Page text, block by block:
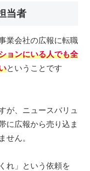
当者
業会社の広報に転職
ョンにいる人でも全
ということです
が、ニュースバリュ
に広報から売り込ま
せん。
れ」という依頼を